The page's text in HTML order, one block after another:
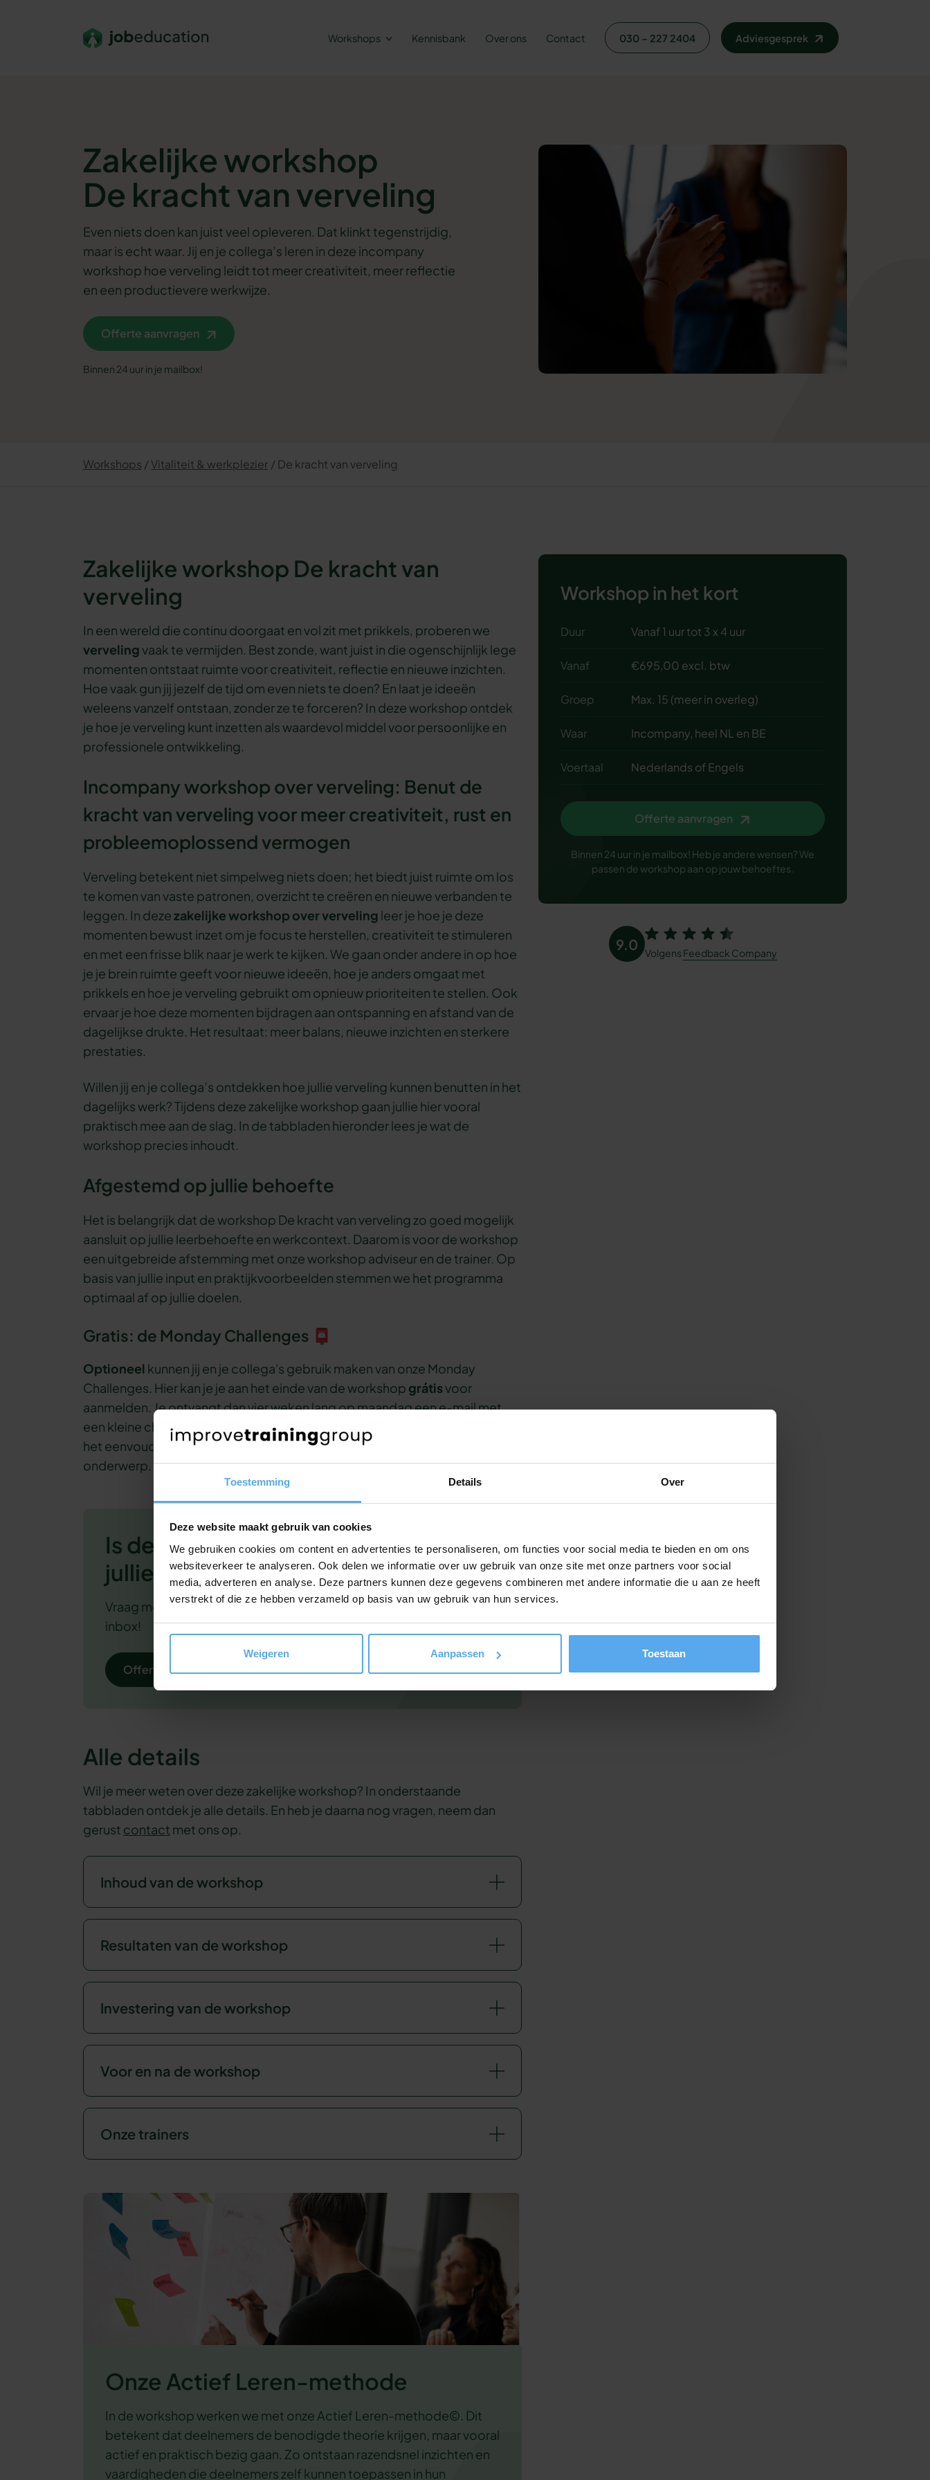
Toestemming Details Over
Deze website maakt gebruik van cookies
We gebruiken cookies om content en advertenties te personaliseren, om functies voor social media te bieden en om ons
websiteverkeer te analyseren. Ook delen we informatie over uw gebruik van onze site met onze partners voor social
media, adverteren en analyse. Deze partners kunnen deze gegevens combineren met andere informatie die u aan ze heeft
verstrekt of die ze hebben verzameld op basis van uw gebruik van hun services.
Weigeren Aanpassen Toestaan
Workshops Kennisbank Over ons Contact 030 – 227 2404 Adviesgesprek
Zakelijke workshop
De kracht van verveling
Even niets doen kan juist veel opleveren. Dat klinkt tegenstrijdig,
maar is echt waar. Jij en je collega’s leren in deze incompany
workshop hoe verveling leidt tot meer creativiteit, meer reflectie
en een productievere werkwijze.
Offerte aanvragen
Binnen 24 uur in je mailbox!
Workshops Vitaliteit & werkplezier De kracht van verveling
Zakelijke workshop De kracht van
verveling
In een wereld die continu doorgaat en vol zit met prikkels, proberen we
vervelingvaak te vermijden. Best zonde, want juist in die ogenschijnlijk lege
momenten ontstaat ruimte voor creativiteit, reflectie en nieuwe inzichten.
Hoe vaak gun jij jezelf de tijd om even niets te doen? En laat je ideeën
weleens vanzelf ontstaan, zonder ze te forceren? In deze workshop ontdek
je hoe je verveling kunt inzetten als waardevol middel voor persoonlijke en
professionele ontwikkeling.
Incompany workshop over verveling: Benut de
kracht van verveling voor meer creativiteit, rust en
probleemoplossend vermogen
Verveling betekent niet simpelweg niets doen; het biedt juist ruimte om los
te komen van vaste patronen, overzicht te creëren en nieuwe verbanden te
leggen. In dezezakelijke workshop over verveling leer je hoe je deze
momenten bewust inzet om je focus te herstellen, creativiteit te stimuleren
en met een frisse blik naar je werk te kijken. We gaan onder andere in op hoe
je je brein ruimte geeft voor nieuwe ideeën, hoe je anders omgaat met
prikkels en hoe je verveling gebruikt om opnieuw prioriteiten te stellen. Ook
ervaar je hoe deze momenten bijdragen aan ontspanning en afstand van de
dagelijkse drukte. Het resultaat: meer balans, nieuwe inzichten en sterkere
prestaties.
Willen jij en je collega’s ontdekken hoe jullie verveling kunnen benutten in het
dagelijks werk? Tijdens deze zakelijke workshop gaan jullie hier vooral
praktisch mee aan de slag. In de tabbladen hieronder lees je wat de
workshop precies inhoudt.
Afgestemd op jullie behoefte
Het is belangrijk dat de workshop De kracht van verveling zo goed mogelijk
aansluit op jullie leerbehoefte en werkcontext. Daarom is voor de workshop
een uitgebreide afstemming met onze workshop adviseur en de trainer. Op
basis van jullie input en praktijkvoorbeelden stemmen we het programma
optimaal af op jullie doelen.
Gratis: de Monday Challenges 📮
Optioneel kunnen jij en je collega's gebruik maken van onze Monday
Challenges. Hier kan je je aan het einde van de workshop grátisvoor
aanmelden. Je ontvangt dan vier weken lang op maandag een e-mail met
een kleine challenge op het gebied van de kracht van verveling. Zo wordt
het eenvoudiger om ook na de workshop actief bezig te blijven met het
onderwerp. Dat zorgt voor een nog groter leerrendement.
Is deze workshop interessant voor
jullie?
Vraag meteen eenvrijblijvendeofferteaan. Hij zit binnen 24 uur in je
inbox!
Offerte aanvragen
Alle details
Wil je meer weten over deze zakelijke workshop? In onderstaande
tabbladen ontdek je alle details. En heb je daarna nog vragen, neem dan
gerust contact met ons op.
Inhoud van de workshop
Resultaten van de workshop
Investering van de workshop
Voor en na de workshop
Onze trainers
Onze Actief Leren-methode
In de workshop werken we met onze Actief Leren-methode©. Dit
betekent dat deelnemers de benodigde theorie krijgen, maar vooral
actief en praktisch bezig gaan. Zo ontstaan razendsnel inzichten en
vaardigheden die deelnemers zelf kunnen toepassen in hun
Workshop in het kort
Duur Vanaf 1 uur tot 3 x 4 uur
Vanaf €695,00 excl. btw
Groep Max. 15 (meer in overleg)
Waar Incompany, heel NL en BE
Voertaal Nederlands of Engels
Offerte aanvragen
Binnen 24 uur in je mailbox! Heb je andere wensen? We
passen de workshop aan op jouw behoeftes.
9.0
Volgens Feedback Company